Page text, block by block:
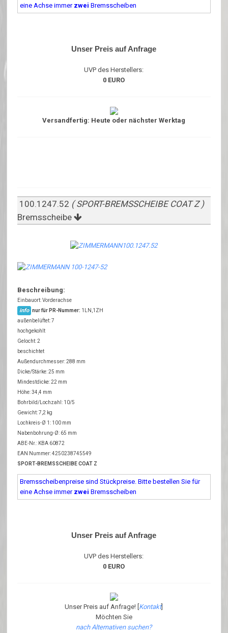
eine Achse immer zwei Bremsscheiben
Unser Preis auf Anfrage
UVP des Herstellers:
0 EURO
Versandfertig: Heute oder nächster Werktag
100.1247.52 ( SPORT-BREMSSCHEIBE COAT Z )
Bremsscheibe
Beschreibung:
Einbauort: Vorderachse
info nur für PR-Nummer: 1LN,1ZH
außenbelüftet: 7
hochgekohlt
Gelocht: 2
beschichtet
Außendurchmesser: 288 mm
Dicke/Stärke: 25 mm
Mindestdicke: 22 mm
Höhe: 34,4 mm
Bohrbild/Lochzahl: 10/5
Gewicht: 7,2 kg
Lochkreis-Ø 1: 100 mm
Nabenbohrung-Ø: 65 mm
ABE-Nr.: KBA 60872
EAN Nummer: 4250238745549
SPORT-BREMSSCHEIBE COAT Z
Bremsscheibenpreise sind Stückpreise. Bitte bestellen Sie für
eine Achse immer zwei Bremsscheiben
Unser Preis auf Anfrage
UVP des Herstellers:
0 EURO
Unser Preis auf Anfrage! [Kontakt]
Möchten Sie
nach Alternativen suchen?